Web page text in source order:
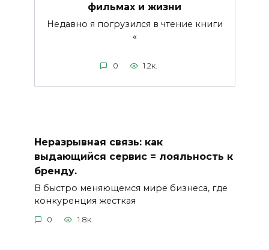
фильмах и жизни
Недавно я погрузился в чтение книги
«
0 1.2к.
Неразрывная связь: как
выдающийся сервис = лояльность к
бренду.
В быстро меняющемся мире бизнеса, где
конкуренция жесткая
0 1.8к.